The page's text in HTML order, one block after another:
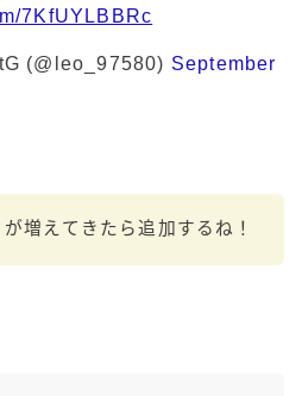
7KfUYLBBRc
(@leo_97580) September
増えてきたら追加するね！